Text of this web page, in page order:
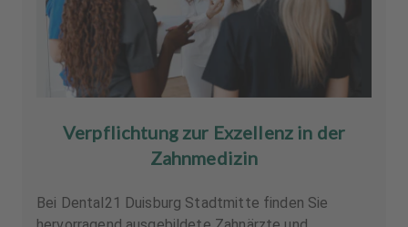
Verpflichtung zur Exzellenz in der
Zahnmedizin
Bei Dental21 Duisburg Stadtmitte finden Sie